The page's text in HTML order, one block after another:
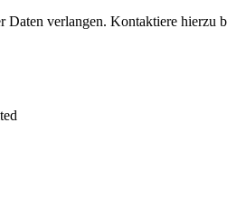
verlangen. Kontaktiere hierzu